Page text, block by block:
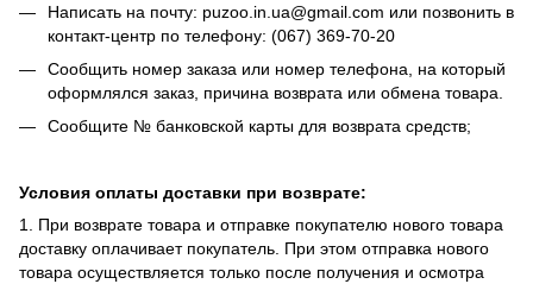
Написать на почту: puzoo.in.ua@gmail.com или позвонить в
контакт-центр по телефону: (067) 369-70-20
Сообщить номер заказа или номер телефона, на который
оформлялся заказ, причина возврата или обмена товара.
Сообщите № банковской карты для возврата средств;
Условия оплаты доставки при возврате:
1. При возврате товара и отправке покупателю нового товара
доставку оплачивает покупатель. При этом отправка нового
товара осуществляется только после получения и осмотра